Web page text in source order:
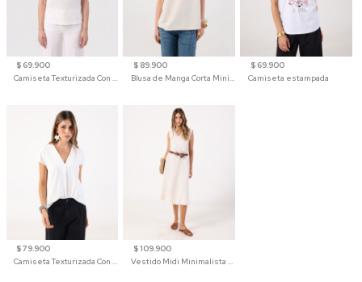
$ 69.900
Camiseta Texturizada Con Hombro Caído Para Mujer
$ 89.900
Blusa de Manga Corta Minimalista para Mujer
$ 69.900
Camiseta estampada
$ 79.900
Camiseta Texturizada Con Cuello En V Para Mujer
$ 109.900
Vestido Midi Minimalista De Silueta Amplia